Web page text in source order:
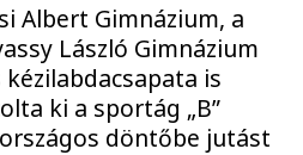
Albert Gimnázium, a
László Gimnázium
is
ki a sportág „B”
döntőbe jutást